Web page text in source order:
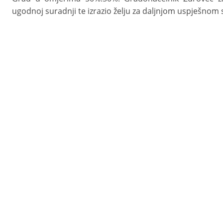
ugodnoj suradnji te izrazio želju za daljnjom uspješnom